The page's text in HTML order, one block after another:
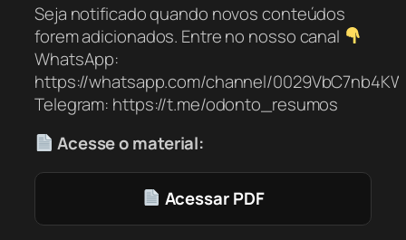
Seja notificado quando novos conteúdos
forem adicionados. Entre no nosso canal
WhatsApp:
https://whatsapp.com/channel/
Telegram: https://t.me/odonto_resumos
Acesse o material:
Acessar PDF